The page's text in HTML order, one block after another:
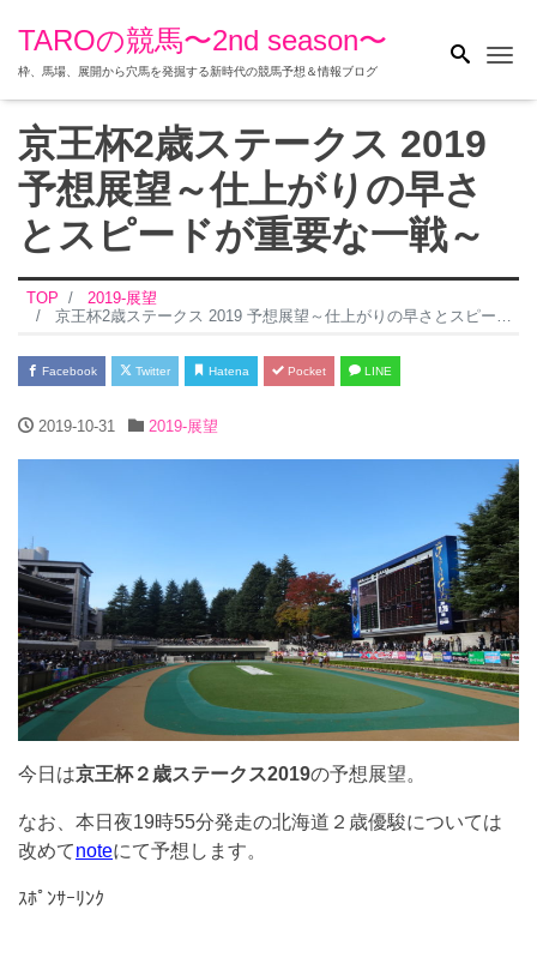
TAROの競馬〜2nd season〜
枠、馬場、展開から穴馬を発掘する新時代の競馬予想＆情報ブログ
京王杯2歳ステークス 2019
予想展望～仕上がりの早さ
とスピードが重要な一戦～
TOP
2019-展望
京王杯2歳ステークス 2019 予想展望～仕上がりの早さとスピードが重要な一戦～
Facebook Twitter Hatena Pocket LINE
2019-10-31 2019-展望
今日は京王杯２歳ステークス2019の予想展望。
なお、本日夜19時55分発走の北海道２歳優駿については
改めてnoteにて予想します。
ｽﾎﾟﾝｻｰﾘﾝｸ